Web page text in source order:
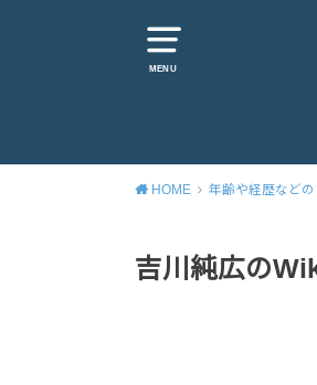
MENU
HOME 年齢や経歴など
吉川純広の